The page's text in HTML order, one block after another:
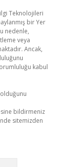
Teknolojileri
bir Yer
nedenle,
veya
Ancak,
kabul
bildirmeniz
sitemizden